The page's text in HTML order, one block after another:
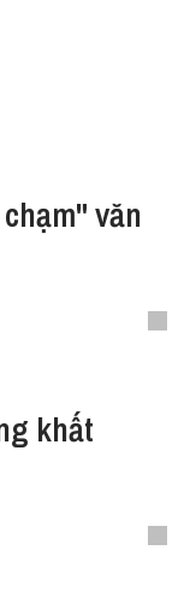
văn
khất